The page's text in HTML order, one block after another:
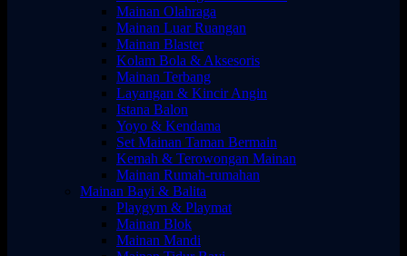
Mainan Olahraga
Mainan Luar Ruangan
Mainan Blaster
Kolam Bola & Aksesoris
Mainan Terbang
Layangan & Kincir Angin
Istana Balon
Yoyo & Kendama
Set Mainan Taman Bermain
Kemah & Terowongan Mainan
Mainan Rumah-rumahan
Mainan Bayi & Balita
Playgym & Playmat
Mainan Blok
Mainan Mandi